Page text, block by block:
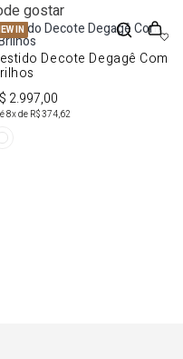
gostar
IN
Decote Degagê Com
2.997,00
8x de R$ 374,62